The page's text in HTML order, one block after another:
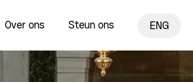
Over ons Steun ons ENG